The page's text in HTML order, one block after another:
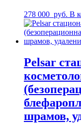
278 000 руб. В
Pelsar
шрамов,